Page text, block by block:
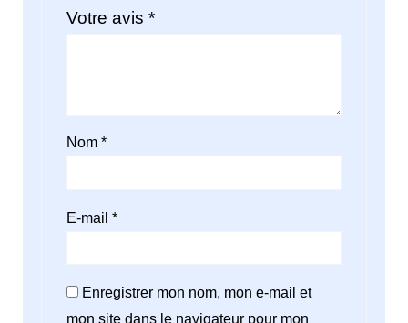
Votre avis *
Nom *
E-mail *
Enregistrer mon nom, mon e-mail et
mon site dans le navigateur pour mon